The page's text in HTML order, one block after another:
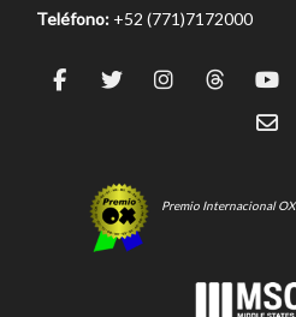
Teléfono: +52 (771)7172000
Premio Internacional OX